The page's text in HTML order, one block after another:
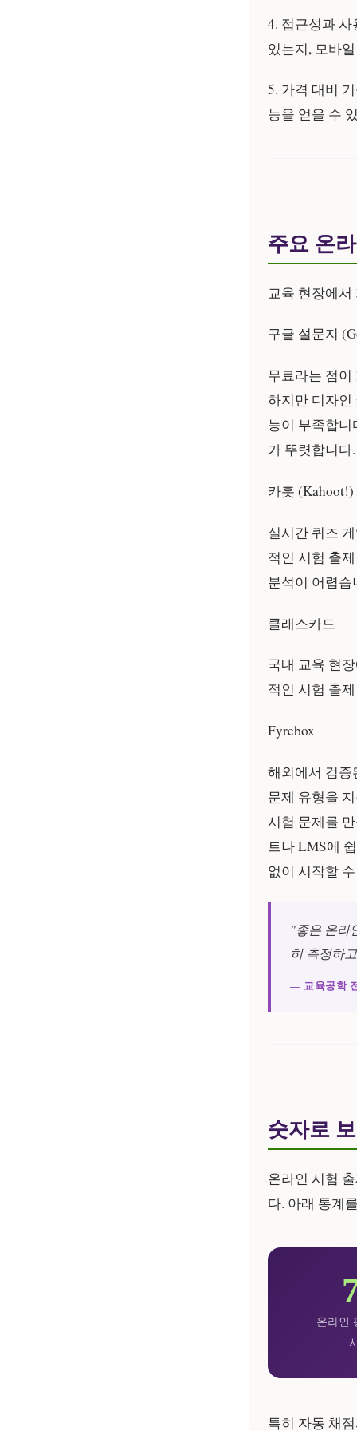
4. 접근성과
있는지, 모바
5. 가격 대비
능을 얻을 수
주요 온
교육 현장에
구글 설문지
무료라는 점
하지만 디자인
능이 부족합
가 뚜렷합니다.
카훗 (Kahoot!)
실시간 퀴즈
적인 시험 출
분석이 어렵
클래스카드
국내 교육 현
적인 시험 출
Fyrebox
해외에서 검
문제 유형을
시험 문제를
트나 LMS에
없이 시작할
"좋은 온라
히 측정하
— 교육공학
숫자로
온라인 시험
다. 아래 통계
온라인
특히 자동 채